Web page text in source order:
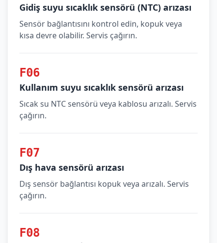
Gidiş suyu sıcaklık sensörü (NTC) arızası
Sensör bağlantısını kontrol edin, kopuk veya
kısa devre olabilir. Servis çağırın.
F06
Kullanım suyu sıcaklık sensörü arızası
Sıcak su NTC sensörü veya kablosu arızalı. Servis
çağırın.
F07
Dış hava sensörü arızası
Dış sensör bağlantısı kopuk veya arızalı. Servis
çağırın.
F08